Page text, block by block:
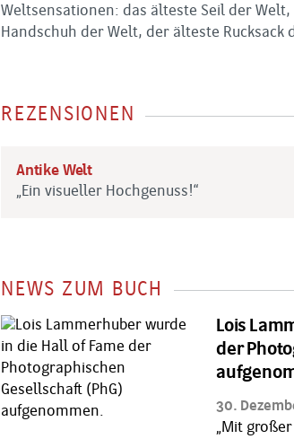
Weltsensationen: das älteste Seil der
Handschuh der Welt, der älteste Rucksack
REZENSIONEN
Antike Welt
„Ein visueller Hochgenuss!“
NEWS ZUM BUCH
Lois
der
30.
„Mit